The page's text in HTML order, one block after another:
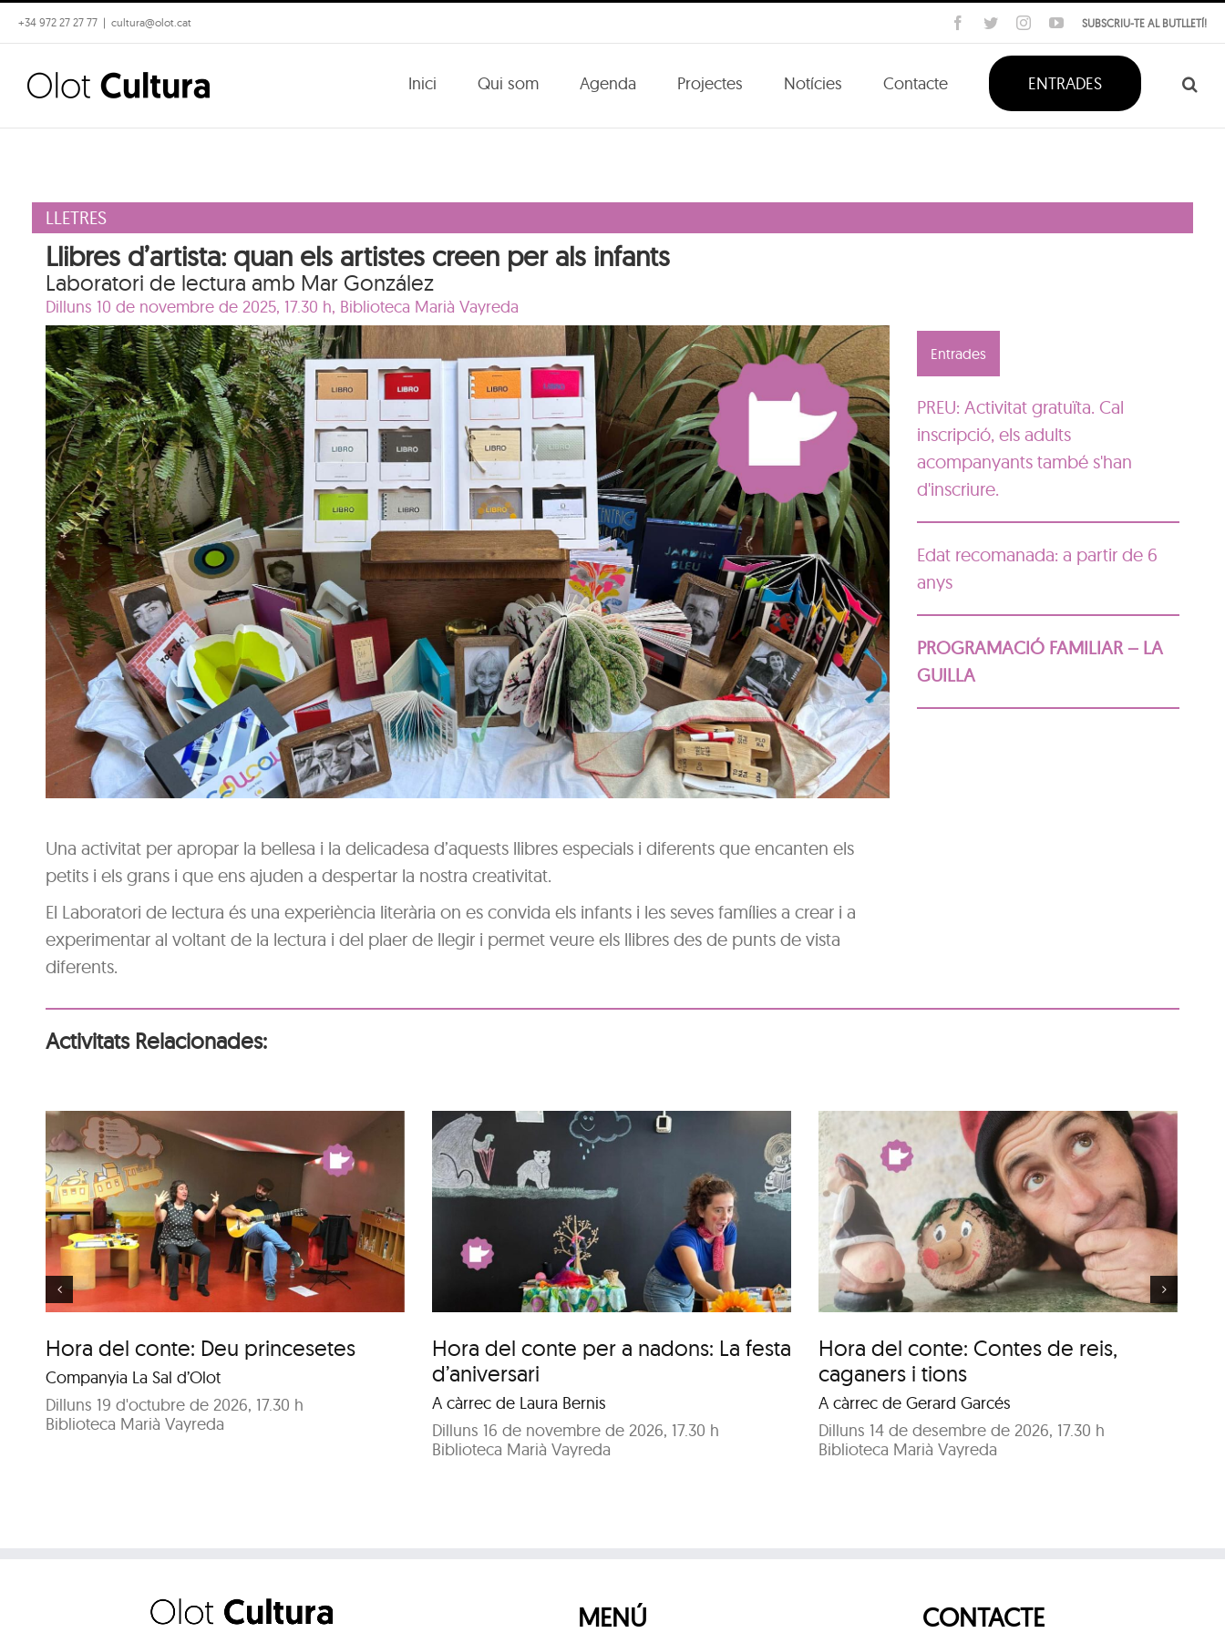
Skip
to
content
+34 972 27 27 77 | cultura@olot.cat SUBSCRIU-TE AL BUTLLETÍ!
Facebook
TwitterInstagramYouTube
Inici Qui som Agenda Projectes Notícies Contacte ENTRADES
LLETRES
Llibres d’artista: quan els artistes creen per als infants
Laboratori de lectura amb Mar González
Dilluns 10 de novembre de 2025, 17.30 h, Biblioteca Marià Vayreda
Una activitat per apropar la bellesa i la delicadesa d’aquests llibres especials i diferents que encanten els
petits i els grans i que ens ajuden a despertar la nostra creativitat.
El Laboratori de lectura és una experiència literària on es convida els infants i les seves famílies a crear i a
experimentar al voltant de la lectura i del plaer de llegir i permet veure els llibres des de punts de vista
diferents.
Entrades
PREU: Activitat gratuïta. Cal
inscripció, els adults
acompanyants també s'han
d'inscriure.
Edat recomanada: a partir de 6
anys
PROGRAMACIÓ FAMILIAR – LA
GUILLA
Activitats Relacionades:
Hora del conte: Deu princesetes
Companyia La Sal d’Olot
Dilluns 19 d'octubre de 2026, 17.30 h
Biblioteca Marià Vayreda
Hora del conte per a
nadons: La festa
d’aniversari
Hora del conte per a nadons: La festa
d’aniversari
A càrrec de Laura Bernis
Dilluns 16 de novembre de 2026, 17.30 h
Biblioteca Marià Vayreda
Hora del conte: Contes
de reis, caganers i tions
Hora del conte: Contes de reis,
caganers i tions
A càrrec de Gerard Garcés
Dilluns 14 de desembre de 2026, 17.30 h
Biblioteca Marià Vayreda
Club de lectura: ‘Mans
Negres’, de Jordi de
Manuel
MENÚ CONTACTE